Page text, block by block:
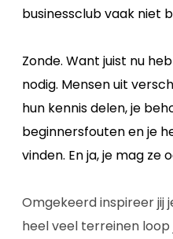
businessclub vaak niet
Zonde. Want juist nu
nodig. Mensen uit
hun kennis delen, je
beginnersfouten en je
vinden. En ja, je mag ze
Omgekeerd inspireer jij
heel veel terreinen loop